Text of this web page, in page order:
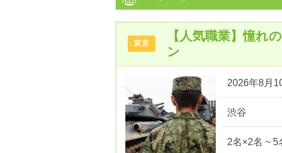
東京
【人気職業】憧れ
ン
2026年8月
渋谷
2名×2名 ~ 5